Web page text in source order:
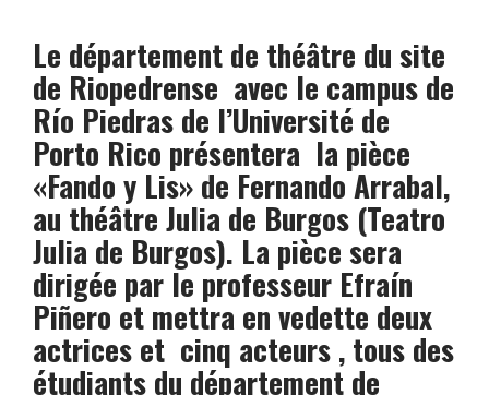
Le département de théâtre du site
de Riopedrense avec le campus de
Río Piedras de l’Université de
Porto Rico présentera la pièce
«Fando y Lis» de Fernando Arrabal,
au théâtre Julia de Burgos (Teatro
Julia de Burgos). La pièce sera
dirigée par le professeur Efraín
Piñero et mettra en vedette deux
actrices et cinq acteurs , tous des
étudiants du département de